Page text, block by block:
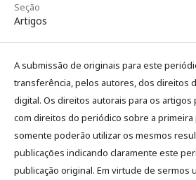
Seção
Artigos
A submissão de originais para este
transferência, pelos autores, dos direitos
digital. Os direitos autorais para os artigos
com direitos do periódico sobre a primeira
somente poderão utilizar os mesmos
publicações indicando claramente este
publicação original. Em virtude de sermos